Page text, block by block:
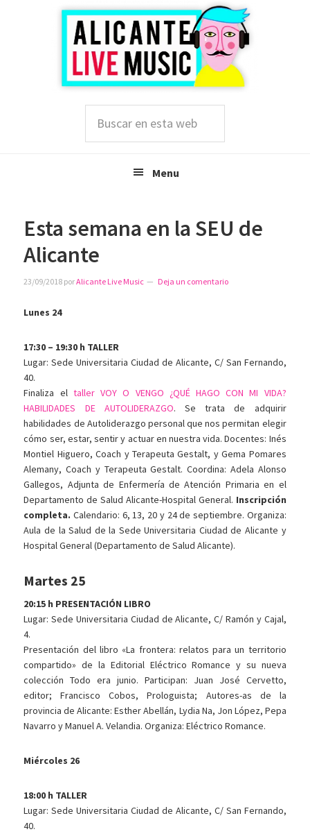
esta
Menu
Esta semana en la SEU de
Alicante
23/09/2018 porAlicante Live Music Deja un comentario
Lunes 24
17:30 – 19:30 h TALLER
Lugar: Sede Universitaria Ciudad de Alicante, C/ San Fernando,
40.
Finaliza el taller VOY O VENGO ¿QUÉ HAGO CON MI VIDA?
HABILIDADES DE AUTOLIDERAZGO. Se trata de adquirir
habilidades de Autoliderazgo personal que nos permitan elegir
cómo ser, estar, sentir y actuar en nuestra vida. Docentes: Inés
Montiel Higuero, Coach y Terapeuta Gestalt, y Gema Pomares
Alemany, Coach y Terapeuta Gestalt. Coordina: Adela Alonso
Gallegos, Adjunta de Enfermería de Atención Primaria en el
Departamento de Salud Alicante-Hospital General. Inscripción
completa.Calendario: 6, 13, 20 y 24 de septiembre. Organiza:
Aula de la Salud de la Sede Universitaria Ciudad de Alicante y
Hospital General (Departamento de Salud Alicante).
Martes 25
20:15 h PRESENTACIÓN LIBRO
Lugar: Sede Universitaria Ciudad de Alicante, C/ Ramón y Cajal,
4.
Presentación del libro «La frontera: relatos para un territorio
compartido» de la Editorial Eléctrico Romance y su nueva
colección Todo era junio. Participan: Juan José Cervetto,
editor; Francisco Cobos, Prologuista; Autores-as de la
provincia de Alicante: Esther Abellán, Lydia Na, Jon López, Pepa
Navarro y Manuel A. Velandia. Organiza: Eléctrico Romance.
Miércoles 26
18:00 h TALLER
Lugar: Sede Universitaria Ciudad de Alicante, C/ San Fernando,
40.